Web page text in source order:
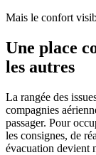
Mais le confort
Une place
les autres
La rangée des
compagnies
passager. Pour
les consignes, de
évacuation devient